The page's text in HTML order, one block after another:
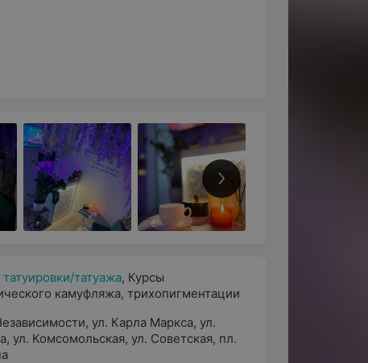
татуажа, Курсы
камуфляжа, трихопигментации
,ул. Карла Маркса,ул.
,ул. Комсомольская,ул. Советская, пл.